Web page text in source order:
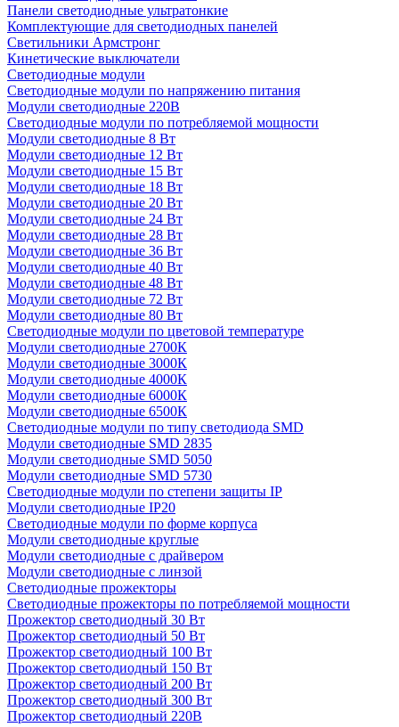
Панели светодиодные ультратонкие
Комплектующие для светодиодных панелей
Светильники Армстронг
Кинетические выключатели
Светодиодные модули
Светодиодные модули по напряжению питания
Модули светодиодные 220В
Светодиодные модули по потребляемой мощности
Модули светодиодные 8 Вт
Модули светодиодные 12 Вт
Модули светодиодные 15 Вт
Модули светодиодные 18 Вт
Модули светодиодные 20 Вт
Модули светодиодные 24 Вт
Модули светодиодные 28 Вт
Модули светодиодные 36 Вт
Модули светодиодные 40 Вт
Модули светодиодные 48 Вт
Модули светодиодные 72 Вт
Модули светодиодные 80 Вт
Светодиодные модули по цветовой температуре
Модули светодиодные 2700К
Модули светодиодные 3000К
Модули светодиодные 4000К
Модули светодиодные 6000К
Модули светодиодные 6500К
Светодиодные модули по типу светодиода SMD
Модули светодиодные SMD 2835
Модули светодиодные SMD 5050
Модули светодиодные SMD 5730
Светодиодные модули по степени защиты IP
Модули светодиодные IP20
Светодиодные модули по форме корпуса
Модули светодиодные круглые
Модули светодиодные с драйвером
Модули светодиодные с линзой
Светодиодные прожекторы
Светодиодные прожекторы по потребляемой мощности
Прожектор светодиодный 30 Вт
Прожектор светодиодный 50 Вт
Прожектор светодиодный 100 Вт
Прожектор светодиодный 150 Вт
Прожектор светодиодный 200 Вт
Прожектор светодиодный 300 Вт
Прожектор светодиодный 220В